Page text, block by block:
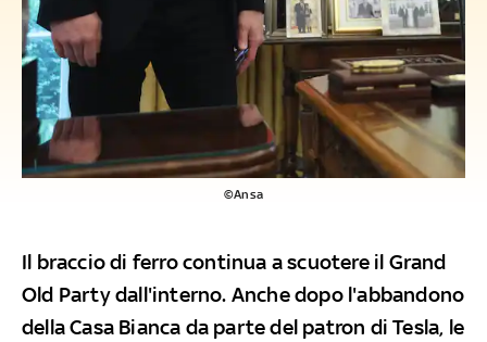
©Ansa
Il braccio di ferro continua a scuotere il Grand
Old Party dall'interno. Anche dopo l'abbandono
della Casa Bianca da parte del patron di Tesla, le